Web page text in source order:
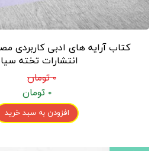
کتاب آرایه های ادبی کاربردی
انتشارات تخته
۰ تومان
۰ تومان
افزودن به سبد خرید